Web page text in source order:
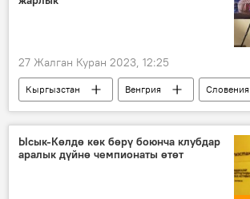
27 Жалган Куран 2023, 12:25
Кыргызстан Венгрия
Словения
Талантбек Кушчубеков
Садыр Жапаров
элчи
дайындоо жарлык
Ысык-Көлдө көк бөрү боюнча клубдар
аралык дүйнө чемпионаты өтөт